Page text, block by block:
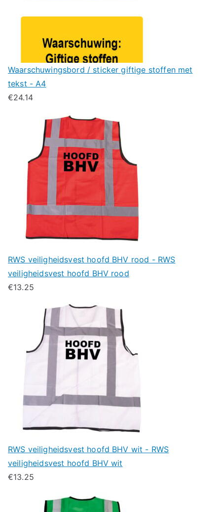
Waarschuwingsbord / sticker giftige stoffen met
tekst - A4
€24.14
RWS veiligheidsvest hoofd BHV rood - RWS
veiligheidsvest hoofd BHV rood
€13.25
RWS veiligheidsvest hoofd BHV wit - RWS
veiligheidsvest hoofd BHV wit
€13.25